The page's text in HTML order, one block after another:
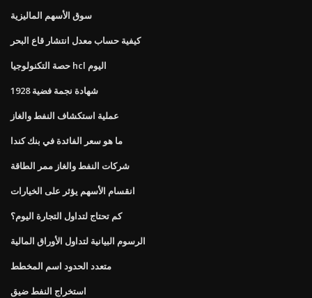
سوق الأسهم الماليزية
كيفية حساب معدل انتشار قاع البحر
حصة التكنولوجيا hcl اليوم
1928 شهادة نجمة فضية
عملية استكشاف النفط والغاز
ما هو سعر الفائدة في بنك كندا
شركات النفط والغاز ممر الطاقة
انقسام الأسهم يؤثر على الخيارات
كم تحتاج لتداول التجارة اليوم؟
الرسوم البيانية لتداول الأوراق المالية
متعدد الحدود اسم المخطط
استخراج النفط ضيق